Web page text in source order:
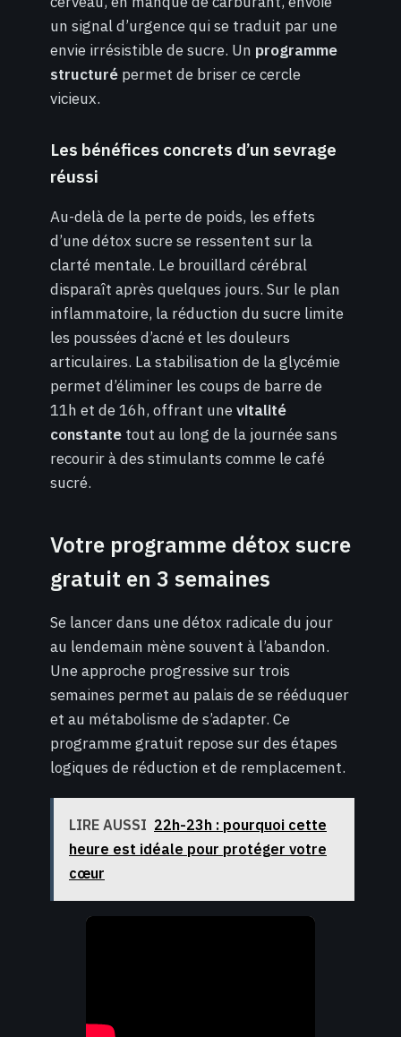
un signal d’urgence qui se traduit par une
envie irrésistible de sucre. Un programme
structuré permet de briser ce cercle
vicieux.
Les bénéfices concrets d’un sevrage
réussi
Au-delà de la perte de poids, les effets
d’une détox sucre se ressentent sur la
clarté mentale. Le brouillard cérébral
disparaît après quelques jours. Sur le plan
inflammatoire, la réduction du sucre limite
les poussées d’acné et les douleurs
articulaires. La stabilisation de la glycémie
permet d’éliminer les coups de barre de
11h et de 16h, offrant unevitalité
constante tout au long de la journée sans
recourir à des stimulants comme le café
sucré.
Votre programme détox sucre
gratuit en 3 semaines
Se lancer dans une détox radicale du jour
au lendemain mène souvent à l’abandon.
Une approche progressive sur trois
semaines permet au palais de se rééduquer
et au métabolisme de s’adapter. Ce
programme gratuit repose sur des étapes
logiques de réduction et de remplacement.
LIRE AUSSI 22h-23h : pourquoi cette
heure est idéale pour protéger votre
cœur